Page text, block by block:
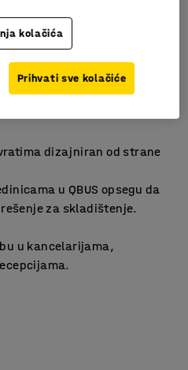
dizajniran od strane
u QBUS opsegu da
za skladištenje.
u kancelarijama,
kolačića
Prihvati sve kolačiće